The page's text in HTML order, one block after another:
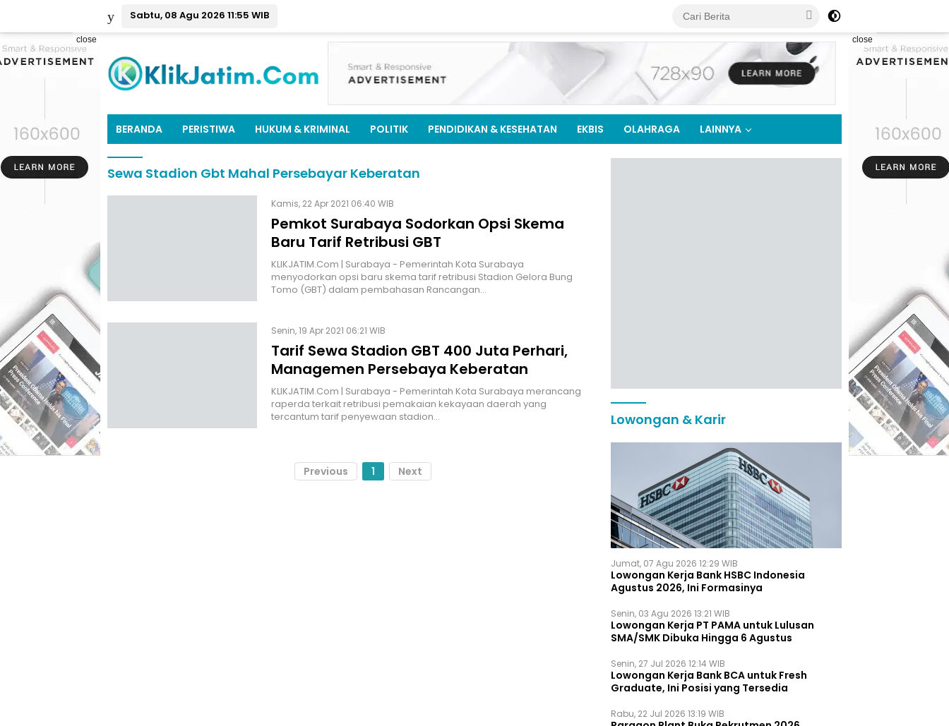
Sabtu, 08 Agu 2026 11:55 WIB
close close
BERANDA PERISTIWA HUKUM & KRIMINAL POLITIK PENDIDIKAN & KESEHATAN EKBIS OLAHRAGA LAINNYA
Sewa Stadion Gbt Mahal Persebayar Keberatan
Kamis, 22 Apr 2021 06:40 WIB
Pemkot Surabaya Sodorkan Opsi Skema
Baru Tarif Retribusi GBT
KLIKJATIM.Com | Surabaya - Pemerintah Kota Surabaya
menyodorkan opsi baru skema tarif retribusi Stadion Gelora Bung
Tomo (GBT) dalam pembahasan Rancangan…
Senin, 19 Apr 2021 06:21 WIB
Tarif Sewa Stadion GBT 400 Juta Perhari,
Managemen Persebaya Keberatan
KLIKJATIM.Com | Surabaya - Pemerintah Kota Surabaya merancang
raperda terkait retribusi pemakaian kekayaan daerah yang
tercantum tarif penyewaan stadion…
Previous 1 Next
Lowongan & Karir
Jumat, 07 Agu 2026 12:29 WIB
Lowongan Kerja Bank HSBC Indonesia
Agustus 2026, Ini Formasinya
Senin, 03 Agu 2026 13:21 WIB
Lowongan Kerja PT PAMA untuk Lulusan
SMA/SMK Dibuka Hingga 6 Agustus
Senin, 27 Jul 2026 12:14 WIB
Lowongan Kerja Bank BCA untuk Fresh
Graduate, Ini Posisi yang Tersedia
Rabu, 22 Jul 2026 13:19 WIB